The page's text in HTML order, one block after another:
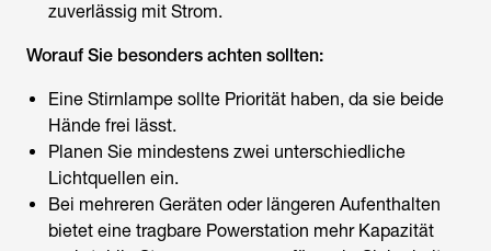
zuverlässig mit Strom.
Worauf Sie besonders achten sollten:
Eine Stirnlampe sollte Priorität haben, da sie beide
Hände frei lässt.
Planen Sie mindestens zwei unterschiedliche
Lichtquellen ein.
Bei mehreren Geräten oder längeren Aufenthalten
bietet eine tragbare Powerstation mehr Kapazität